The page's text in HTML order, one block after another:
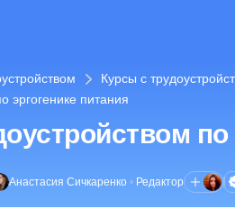
Курсы с
эргогенике питания
по
Анастасия Сичкаренко • Редактор